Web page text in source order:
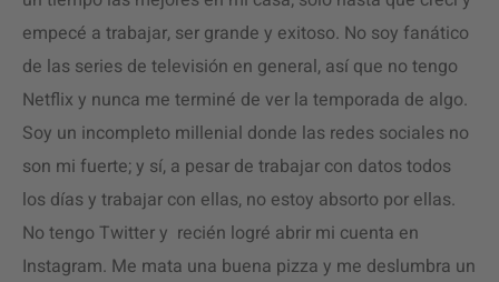
empecé a trabajar, ser grande y exitoso. No soy fanático
de las series de televisión en general, así que no tengo
Netflix y nunca me terminé de ver la temporada de algo.
Soy un incompleto millenial donde las redes sociales no
son mi fuerte; y sí, a pesar de trabajar con datos todos
los días y trabajar con ellas, no estoy absorto por ellas.
No tengo Twitter y recién logré abrir mi cuenta en
Instagram. Me mata una buena pizza y me deslumbra un